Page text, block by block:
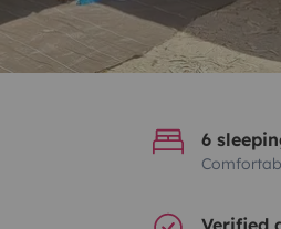
6
Verified